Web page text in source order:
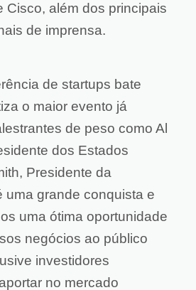
Cisco, além dos principais
de imprensa.
de startups bate
o maior evento já
de peso como Al
dos Estados
Presidente da
uma grande conquista e
uma ótima oportunidade
negócios ao público
investidores
no mercado